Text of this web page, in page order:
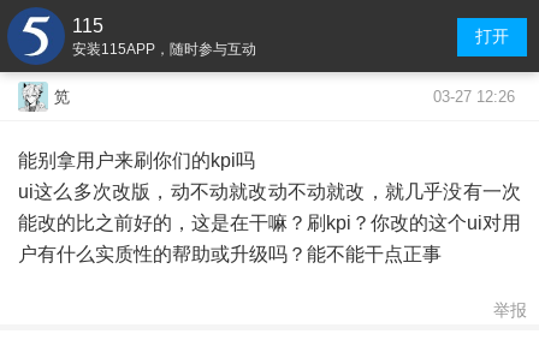
115
安装115APP，随时参与互动
打开
笕 03-27 12:26
能别拿用户来刷你们的kpi吗
ui这么多次改版，动不动就改动不动就改，就几乎没有一次
能改的比之前好的，这是在干嘛？刷kpi？你改的这个ui对用
户有什么实质性的帮助或升级吗？能不能干点正事
举报